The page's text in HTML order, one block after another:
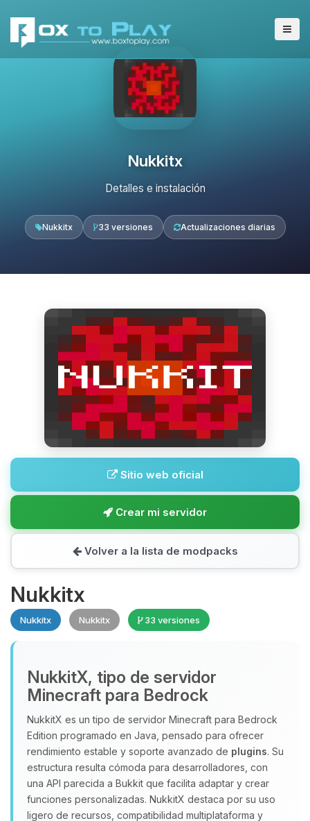
Nukkitx
Detalles e instalación
Nukkitx 33 versiones Actualizaciones diarias
Sitio web oficial
Crear mi servidor
Volver a la lista de modpacks
Nukkitx
Nukkitx Nukkitx 33 versiones
NukkitX, tipo de servidor
Minecraft para Bedrock
NukkitX es un tipo de servidor Minecraft para Bedrock
Edition programado en Java, pensado para ofrecer
rendimiento estable y soporte avanzado de plugins. Su
estructura resulta cómoda para desarrolladores, con
una API parecida a Bukkit que facilita adaptar y crear
funciones personalizadas. NukkitX destaca por su uso
ligero de recursos, compatibilidad multiplataforma y
Yupi, por fin alguien con quien
hablar! Soy Choupy, tu pequeno
asistente de BoxToPlay. Cuentame
que necesitas y moveré mis
pequenos circuitos para ayudarte.